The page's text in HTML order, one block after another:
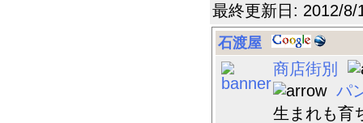
最終更新日: 2012/
石渡屋
商店街別
パ
生まれも育